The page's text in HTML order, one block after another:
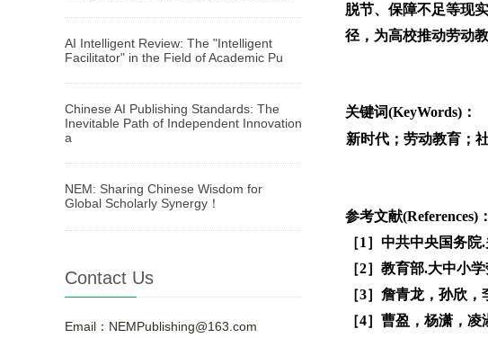
AI Intelligent Review: The "Intelligent
Facilitator" in the Field of Academic Pu
Chinese AI Publishing Standards: The
Inevitable Path of Independent Innovation
a
NEM: Sharing Chinese Wisdom for
Global Scholarly Synergy！
Contact Us
Email：NEMPublishing@163.com
脱节、保障不足等现
径，为高校推动劳动
关键词(KeyWords)：
新时代；劳动教育；
参考文献(References)：
［1］中共中央国务
［2］教育部.大中小
［3］詹青龙，孙欣
［4］曹盈，杨潇，